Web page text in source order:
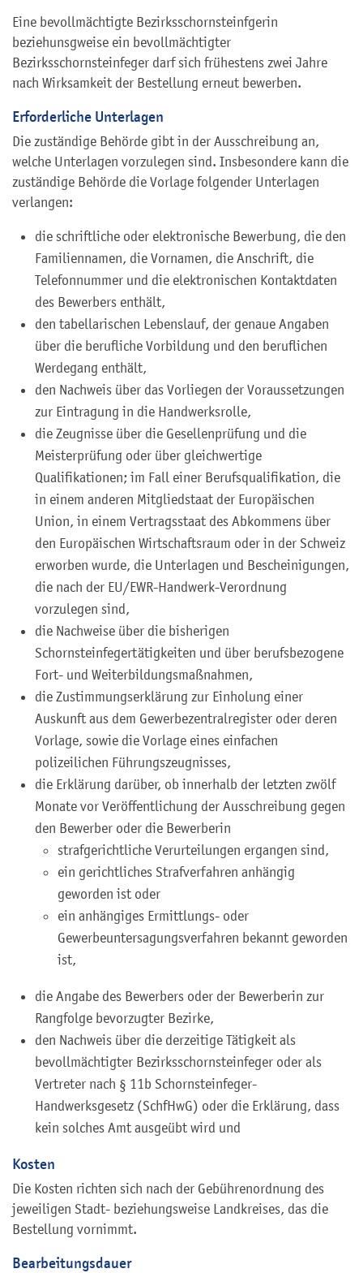
Eine bevollmächtigte Bezirksschornsteinfgerin
beziehunsgweise ein bevollmächtigter
Bezirksschornsteinfeger darf sich frühestens zwei Jahre
nach Wirksamkeit der Bestellung erneut bewerben.
Erforderliche Unterlagen
Die zuständige Behörde gibt in der Ausschreibung an,
welche Unterlagen vorzulegen sind. Insbesondere kann die
zuständige Behörde die Vorlage folgender Unterlagen
verlangen:
die schriftliche oder elektronische Bewerbung, die den
Familiennamen, die Vornamen, die Anschrift, die
Telefonnummer und die elektronischen Kontaktdaten
des Bewerbers enthält,
den tabellarischen Lebenslauf, der genaue Angaben
über die berufliche Vorbildung und den beruflichen
Werdegang enthält,
den Nachweis über das Vorliegen der Voraussetzungen
zur Eintragung in die Handwerksrolle,
die Zeugnisse über die Gesellenprüfung und die
Meisterprüfung oder über gleichwertige
Qualifikationen; im Fall einer Berufsqualifikation, die
in einem anderen Mitgliedstaat der Europäischen
Union, in einem Vertragsstaat des Abkommens über
den Europäischen Wirtschaftsraum oder in der Schweiz
erworben wurde, die Unterlagen und Bescheinigungen,
die nach der EU/EWR-Handwerk-Verordnung
vorzulegen sind,
die Nachweise über die bisherigen
Schornsteinfegertätigkeiten und über berufsbezogene
Fort- und Weiterbildungsmaßnahmen,
die Zustimmungserklärung zur Einholung einer
Auskunft aus dem Gewerbezentralregister oder deren
Vorlage, sowie die Vorlage eines einfachen
polizeilichen Führungszeugnisses,
die Erklärung darüber, ob innerhalb der letzten zwölf
Monate vor Veröffentlichung der Ausschreibung gegen
den Bewerber oder die Bewerberin
strafgerichtliche Verurteilungen ergangen sind,
ein gerichtliches Strafverfahren anhängig
geworden ist oder
ein anhängiges Ermittlungs- oder
Gewerbeuntersagungsverfahren bekannt geworden
ist,
die Angabe des Bewerbers oder der Bewerberin zur
Rangfolge bevorzugter Bezirke,
den Nachweis über die derzeitige Tätigkeit als
bevollmächtigter Bezirksschornsteinfeger oder als
Vertreter nach § 11b Schornsteinfeger-
Handwerksgesetz (SchfHwG) oder die Erklärung, dass
kein solches Amt ausgeübt wird und
Kosten
Die Kosten richten sich nach der Gebührenordnung des
jeweiligen Stadt- beziehungsweise Landkreises, das die
Bestellung vornimmt.
Bearbeitungsdauer